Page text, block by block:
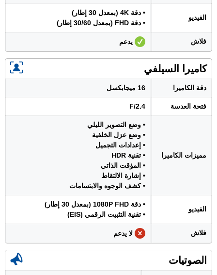
الفيديو
• دقة 4K (بمعدل 30 إطار)
• دقة FHD (بمعدل 30/60 إطار)
فلاش يدعم
كاميرا السيلفي
دقة الكاميرا 16 ميجابكسل
فتحة العدسة F/2.4
مميزات الكاميرا
• وضع التصوير الليلي
• وضع عزل الخلفية
• إعدادات التجميل
• تقنية HDR
• المؤقت الذاتي
• إشارة الالتقاط
• كشف الوجوه والابتسامات
الفيديو
• دقة 1080P FHD (بمعدل 30 إطار)
• تقنية التثبيت الرقمي (EIS)
فلاش لا يدعم
الصوتيات